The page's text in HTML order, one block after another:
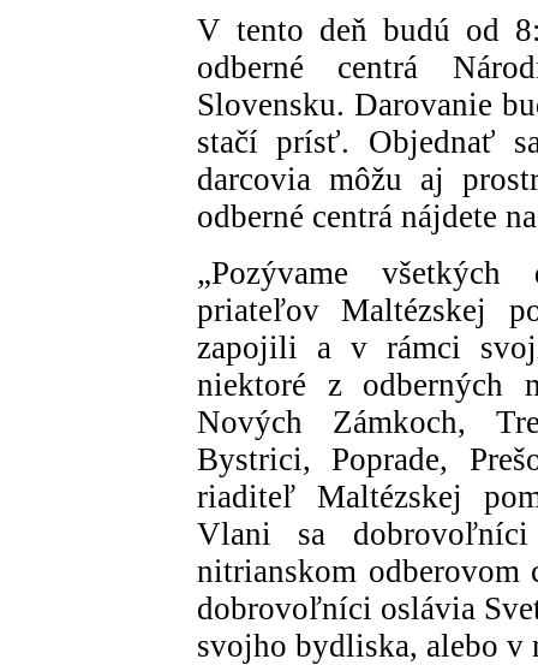
V tento deň budú od
odberné centrá
Slovensku. Darovanie
stačí prísť. Objednať
darcovia môžu aj
odberné centrá nájdete
„Pozývame
priateľov Maltézskej
zapojili a v rámci
niektoré z odberných
Nových Zámkoch,
Bystrici, Poprade,
riaditeľ Maltézskej
Vlani sa
nitrianskom odberovom
dobrovoľníci oslávia
svojho bydliska, alebo v